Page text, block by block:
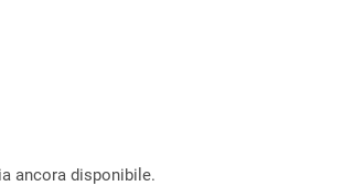
ancora disponibile.